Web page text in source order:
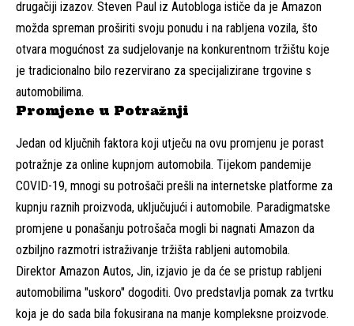
drugačiji izazov. Steven Paul iz Autobloga ističe da je Amazon
možda spreman proširiti svoju ponudu i na rabljena vozila, što
otvara mogućnost za sudjelovanje na konkurentnom tržištu koje
je tradicionalno bilo rezervirano za specijalizirane trgovine s
automobilima.
Promjene u Potražnji
Jedan od ključnih faktora koji utječu na ovu promjenu je porast
potražnje za online kupnjom automobila. Tijekom pandemije
COVID-19, mnogi su potrošači prešli na internetske platforme za
kupnju raznih proizvoda, uključujući i automobile. Paradigmatske
promjene u ponašanju potrošača mogli bi nagnati Amazon da
ozbiljno razmotri istraživanje tržišta rabljeni automobila.
Direktor Amazon Autos, Jin, izjavio je da će se pristup rabljeni
automobilima "uskoro" dogoditi. Ovo predstavlja pomak za tvrtku
koja je do sada bila fokusirana na manje kompleksne proizvode.